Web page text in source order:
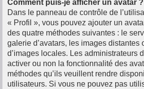
Comment puis-je afficher un avatar ?
Dans le panneau de contrôle de
« Profil », vous pouvez ajouter un
des quatre méthodes suivantes : le
galerie d’avatars, les images distantes
d’images locales. Les administrateurs
activer ou non la fonctionnalité des
méthodes qu’ils veuillent rendre
utilisateurs. Si vous ne pouvez pas